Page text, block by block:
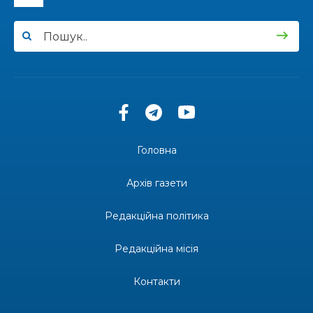
13:33
30 лип
«Дві музи» у Рівному: свято краси, мистецтва
Одна з найяскравіших постатей Бахмута –
професійним святом
Головна
Архів газети
Редакційна політика
Редакційна місія
Контакти